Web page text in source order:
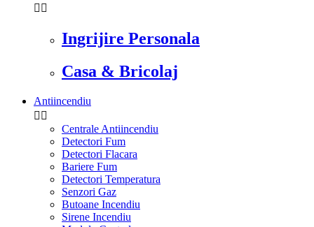
 
Ingrijire Personala
Casa & Bricolaj
Antiincendiu
 
Centrale Antiincendiu
Detectori Fum
Detectori Flacara
Bariere Fum
Detectori Temperatura
Senzori Gaz
Butoane Incendiu
Sirene Incendiu